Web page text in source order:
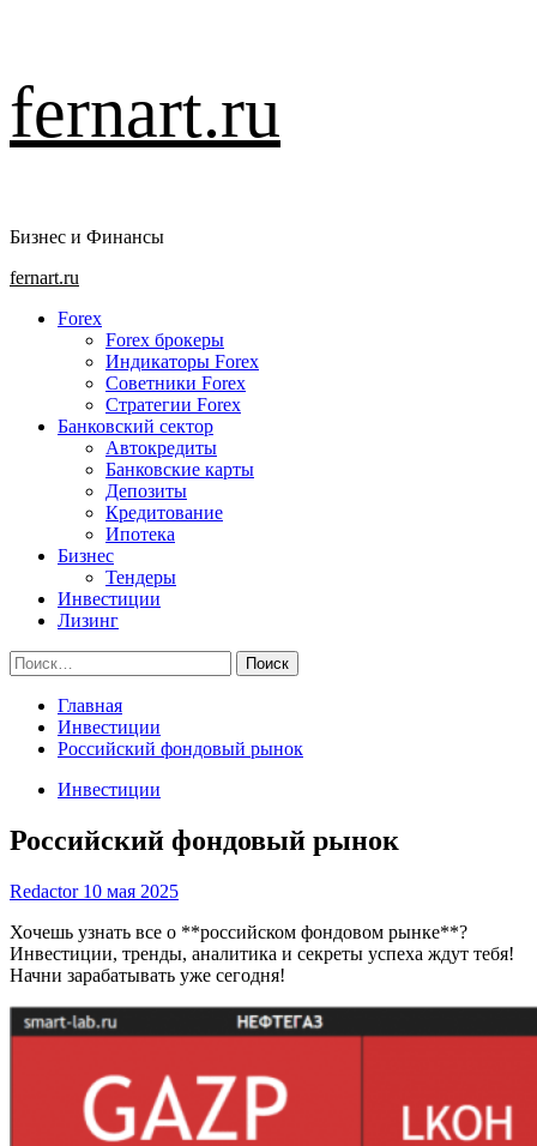
Перейти
к
содержимому
fernart.ru
Бизнес и Финансы
Основное
fernart.ru
Forex
Forex брокеры
Индикаторы Forex
Советники Forex
Стратегии Forex
Банковский сектор
Автокредиты
Банковские карты
Депозиты
Кредитование
Ипотека
Бизнес
Тендеры
Инвестиции
Лизинг
Найти:
Главная
Инвестиции
Российский фондовый рынок
Инвестиции
Российский фондовый рынок
Redactor 10 мая 2025
Хочешь узнать все о **российском фондовом рынке**?
Инвестиции, тренды, аналитика и секреты успеха ждут тебя!
Начни зарабатывать уже сегодня!